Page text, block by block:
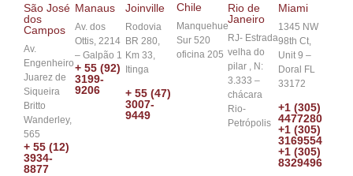
São José
dos
Campos
Av.
Engenheiro
Juarez de
Siqueira
Britto
Wanderley,
565
+ 55 (12)
3934-
8877
Manaus
Av. dos
Ottis, 2214
– Galpão 1
+ 55 (92)
3199-
9206
Joinville
Rodovia
BR 280,
Km 33,
Itinga
+ 55 (47)
3007-
9449
Chile
Manquehue
Sur 520
oficina 205
Rio de
Janeiro
RJ- Estrada
velha do
pilar , N:
3.333 –
chácara
Rio-
Petrópolis
Miami
1345 NW
98th Ct,
Unit 9 –
Doral FL
33172
+1 (305)
4477280
+1 (305)
3169554
+1 (305)
8329496